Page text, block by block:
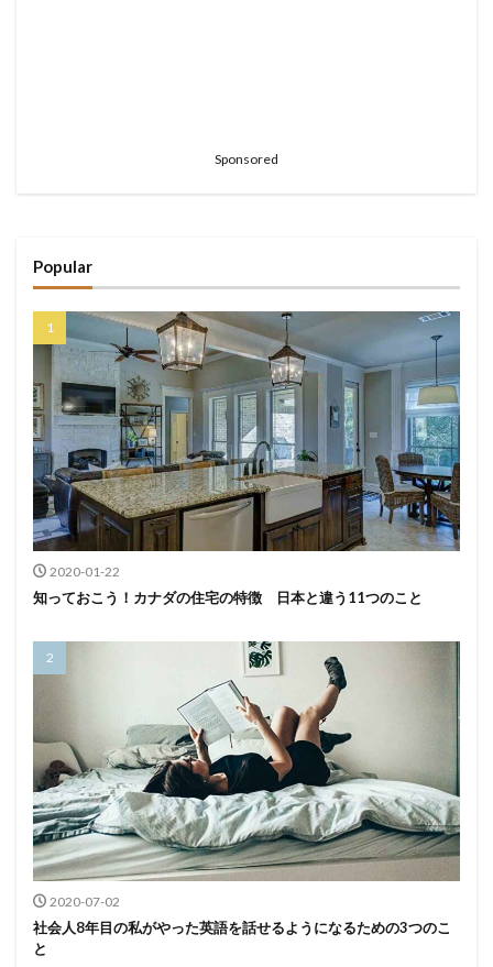
Sponsored
Popular
2020-01-22
知っておこう！カナダの住宅の特徴 日本と違う11つのこと
2020-07-02
社会人8年目の私がやった英語を話せるようになるための3つのこ
と